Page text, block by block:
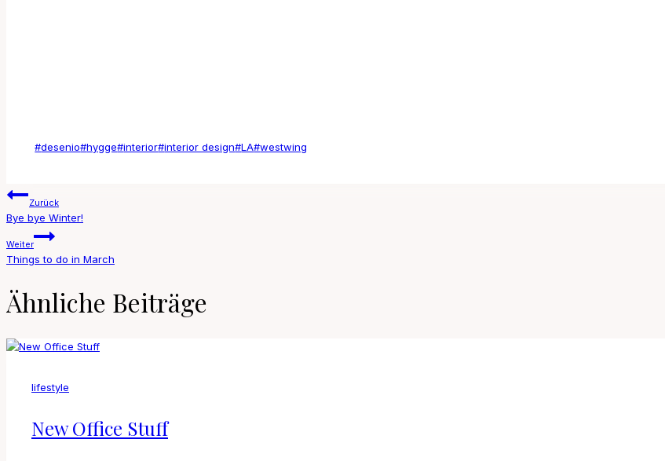
Schlagworte:
#desenio#hygge#interior#interior design#LA#westwing
Beitragsnavigation
Zurück
Bye bye Winter!
Weiter
Things to do in March
Ähnliche Beiträge
lifestyle
New Office Stuff